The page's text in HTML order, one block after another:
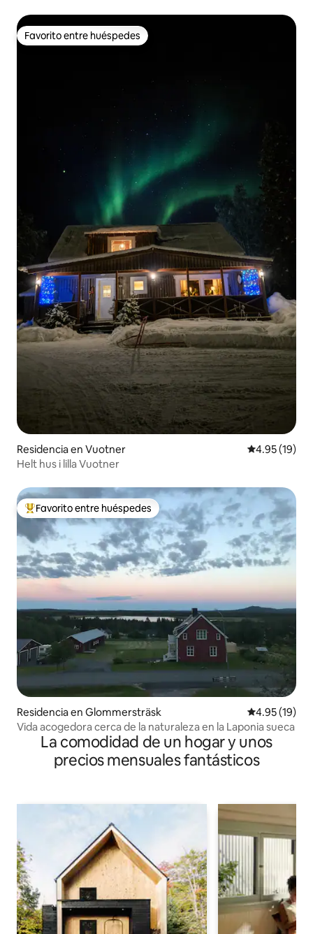
Favorito entre huéspedes
Favorito entre huéspedes
Residencia en Vuotner Calificación
4.95 (19)
Helt hus i lilla Vuotner
De los mejores en Favorito entre huéspedes
Favorito entre huéspedes
Residencia en Glommersträsk Calificación
4.95 (19)
Vida acogedora cerca de la naturaleza en la Laponia sueca
La comodidad de un hogar y unos
precios mensuales fantásticos